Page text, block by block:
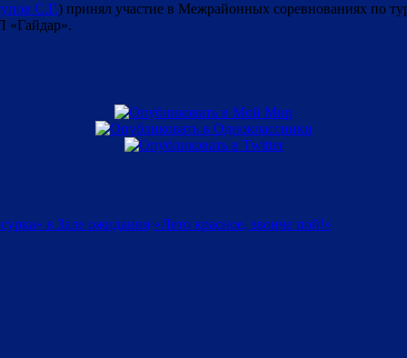
С.Г.) принял участие в Межрайонных соревнованиях по
в Зале ожидания «Лето красное, звонче пой!»